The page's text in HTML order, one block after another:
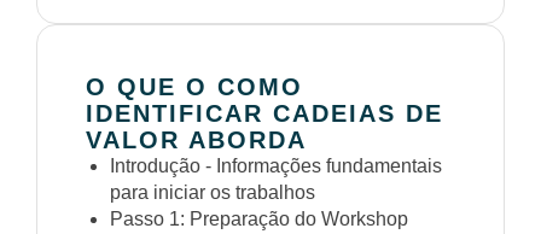
O QUE O COMO
IDENTIFICAR CADEIAS DE
VALOR ABORDA
Introdução - Informações fundamentais
para iniciar os trabalhos
Passo 1: Preparação do Workshop